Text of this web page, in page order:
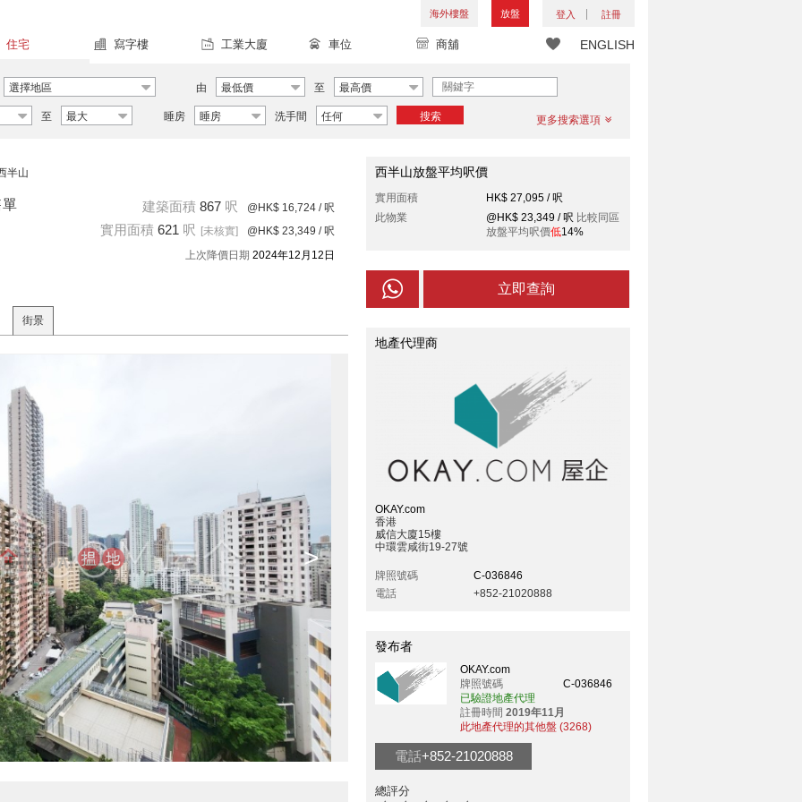
海外樓盤 放盤 登入 註冊
ENGLISH
住宅 寫字樓 工業大廈 車位 商舖
選擇地區 由 最低價 至 最高價
至 最大 睡房 睡房 洗手間 任何 搜索 更多搜索選項
半山
單 建築面積 867 呎 @HK$ 16,724 / 呎
實用面積 621 呎 [未核實] @HK$ 23,349 / 呎
上次降價日期 2024年12月12日
街景
>
西半山放盤平均呎價
實用面積
HK$ 27,095 / 呎
此物業
@HK$ 23,349 / 呎 比較同區
放盤平均呎價低14%
立即查詢
地產代理商
OKAY.com
香港
威信大廈15樓
中環雲咸街19-27號
牌照號碼
C-036846
電話
+852-21020888
發布者
OKAY.com
牌照號碼
C-036846
已驗證地產代理
註冊時間 2019年11月
此地產代理的其他盤 (3268)
電話+852-21020888
總評分